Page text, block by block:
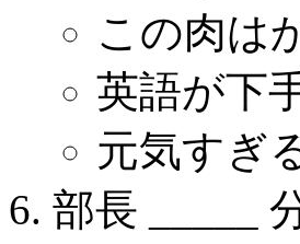
この肉は
英語が下
元気すぎ
部長 _____